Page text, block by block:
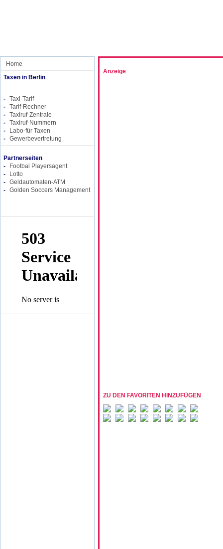
Home
Taxen in Berlin
- Taxi-Tarif
- Tarif-Rechner
- Taxiruf-Zentrale
- Taxiruf-Nummern
-
Labo-für Taxen
- Gewerbevertretung
Partnerseiten
-
Footbal Playersagent
-
Lotto
- Geldautomaten-ATM
- Golden Soccers Management
Anzeige
ZU DEN FAVORITEN HINZUFÜGEN